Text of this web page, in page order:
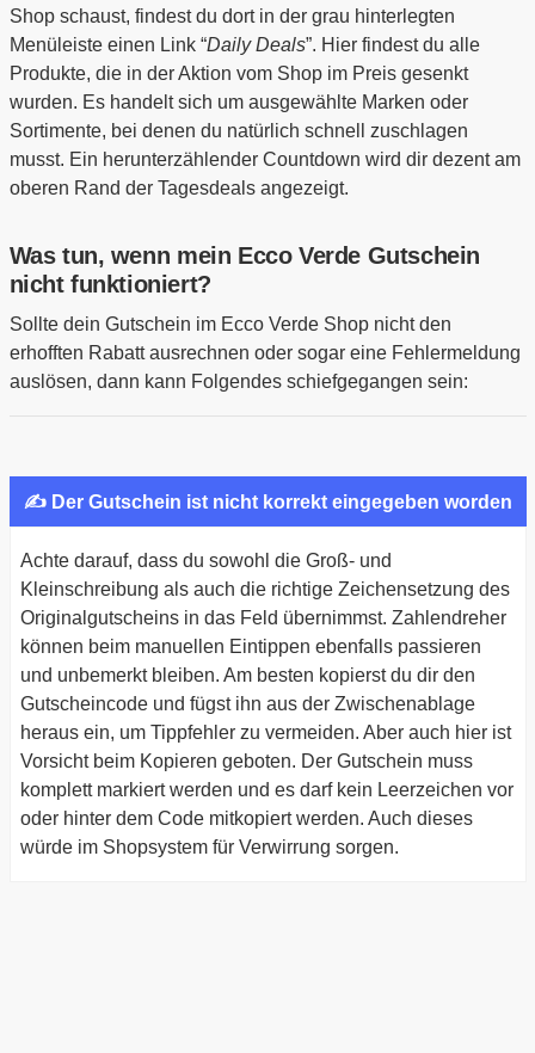
Shop schaust, findest du dort in der grau hinterlegten
Menüleiste einen Link “Daily Deals”. Hier findest du alle
Produkte, die in der Aktion vom Shop im Preis gesenkt
wurden. Es handelt sich um ausgewählte Marken oder
Sortimente, bei denen du natürlich schnell zuschlagen
musst. Ein herunterzählender Countdown wird dir dezent am
oberen Rand der Tagesdeals angezeigt.
Was tun, wenn mein Ecco Verde Gutschein
nicht funktioniert?
Sollte dein Gutschein im Ecco Verde Shop nicht den
erhofften Rabatt ausrechnen oder sogar eine Fehlermeldung
auslösen, dann kann Folgendes schiefgegangen sein:
✍ Der Gutschein ist nicht korrekt eingegeben worden
Achte darauf, dass du sowohl die Groß- und
Kleinschreibung als auch die richtige Zeichensetzung des
Originalgutscheins in das Feld übernimmst. Zahlendreher
können beim manuellen Eintippen ebenfalls passieren
und unbemerkt bleiben. Am besten kopierst du dir den
Gutscheincode und fügst ihn aus der Zwischenablage
heraus ein, um Tippfehler zu vermeiden. Aber auch hier ist
Vorsicht beim Kopieren geboten. Der Gutschein muss
komplett markiert werden und es darf kein Leerzeichen vor
oder hinter dem Code mitkopiert werden. Auch dieses
würde im Shopsystem für Verwirrung sorgen.